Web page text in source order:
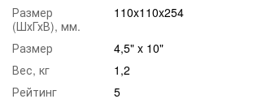
Ресурс картриджа:
Данный фильтр является универсальный и
стандартные колбы размером 10" Big Blue
производителей таких как: Leader, Atoll,
Raifil, Гейзер, Аквафор, Барьер и другие
Размер
(ШхГхВ), мм.
110x110x254
Размер
4,5" x 10"
Вес, кг
1,2
Рейтинг
5